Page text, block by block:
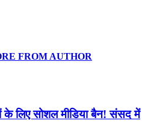
FROM AUTHOR
लिए सोशल मीडिया बैन! संसद में